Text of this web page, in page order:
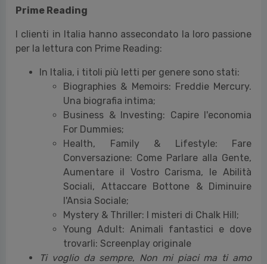
Prime Reading
I clienti in Italia hanno assecondato la loro passione
per la lettura con Prime Reading:
In Italia, i titoli più letti per genere sono stati:
Biographies & Memoirs: Freddie Mercury.
Una biografia intima;
Business & Investing: Capire l'economia
For Dummies;
Health, Family & Lifestyle: Fare
Conversazione: Come Parlare alla Gente,
Aumentare il Vostro Carisma, le Abilità
Sociali, Attaccare Bottone & Diminuire
l'Ansia Sociale;
Mystery & Thriller: I misteri di Chalk Hill;
Young Adult: Animali fantastici e dove
trovarli: Screenplay originale
Ti voglio da sempre, Non mi piaci ma ti amo